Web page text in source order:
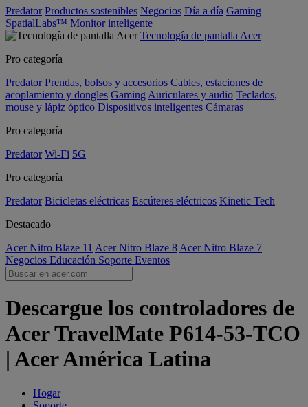
Predator Productos sostenibles Negocios Día a día Gaming
SpatialLabs™ Monitor inteligente
Tecnología de pantalla Acer
Pro categoría
Predator Prendas, bolsos y accesorios Cables, estaciones de
acoplamiento y dongles Gaming Auriculares y audio Teclados,
mouse y lápiz óptico Dispositivos inteligentes Cámaras
Pro categoría
Predator Wi-Fi 5G
Pro categoría
Predator Bicicletas eléctricas Escúteres eléctricos Kinetic Tech
Destacado
Acer Nitro Blaze 11 Acer Nitro Blaze 8 Acer Nitro Blaze 7
Negocios Educación Soporte Eventos
Descargue los controladores de
Acer TravelMate P614-53-TCO
| Acer América Latina
Hogar